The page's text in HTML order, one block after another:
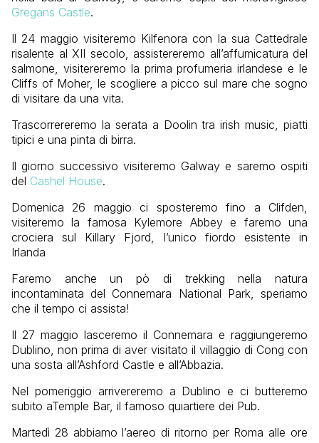
Gregans Castle.
Il 24 maggio visiteremo Kilfenora con la sua Cattedrale
risalente al XII secolo, assistereremo all’affumicatura del
salmone, visitereremo la prima profumeria irlandese e le
Cliffs of Moher, le scogliere a picco sul mare che sogno
di visitare da una vita.
Trascorrereremo la serata a Doolin tra irish music, piatti
tipici e una pinta di birra.
Il giorno successivo visiteremo Galway e saremo ospiti
del Cashel House.
Domenica 26 maggio ci sposteremo fino a Clifden,
visiteremo la famosa Kylemore Abbey e faremo una
crociera sul Killary Fjord, l’unico fiordo esistente in
Irlanda
Faremo anche un pò di trekking nella natura
incontaminata del Connemara National Park, speriamo
che il tempo ci assista!
Il 27 maggio lasceremo il Connemara e raggiungeremo
Dublino, non prima di aver visitato il villaggio di Cong con
una sosta all’Ashford Castle e all’Abbazia.
Nel pomeriggio arrivereremo a Dublino e ci butteremo
subito aTemple Bar, il famoso quiartiere dei Pub.
Martedì 28 abbiamo l’aereo di ritorno per Roma alle ore